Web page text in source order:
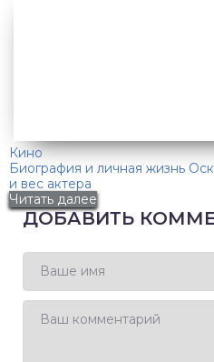
Кино
Биография и личная жизнь
и вес актера
Читать далее
ДОБАВИТЬ